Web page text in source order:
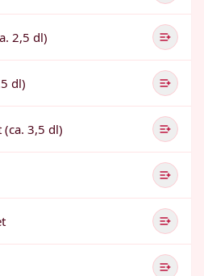
2,5 dl)
dl)
3,5 dl)